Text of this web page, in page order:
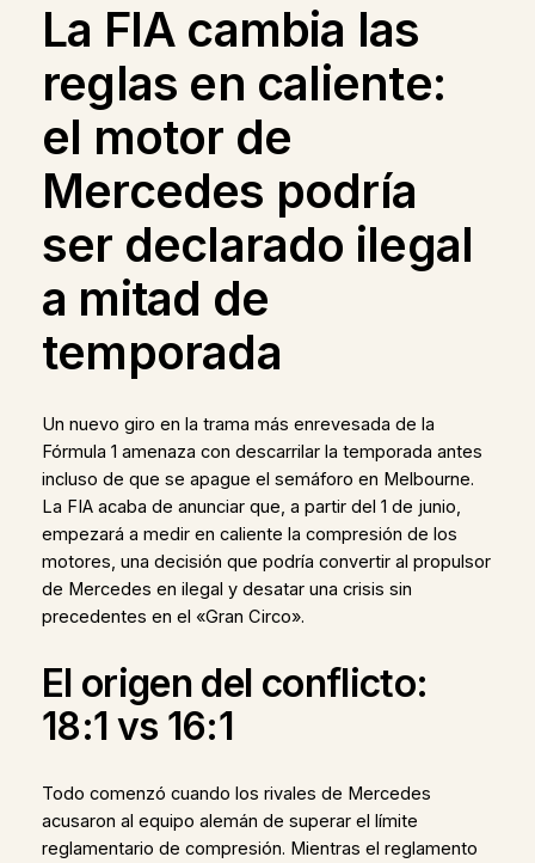
La FIA cambia las
reglas en caliente:
el motor de
Mercedes podría
ser declarado ilegal
a mitad de
temporada
Un nuevo giro en la trama más enrevesada de la
Fórmula 1 amenaza con descarrilar la temporada antes
incluso de que se apague el semáforo en Melbourne.
La FIA acaba de anunciar que, a partir del 1 de junio,
empezará a medir en caliente la compresión de los
motores, una decisión que podría convertir al propulsor
de Mercedes en ilegal y desatar una crisis sin
precedentes en el «Gran Circo».
El origen del conflicto:
18:1 vs 16:1
Todo comenzó cuando los rivales de Mercedes
acusaron al equipo alemán de superar el límite
reglamentario de compresión. Mientras el reglamento